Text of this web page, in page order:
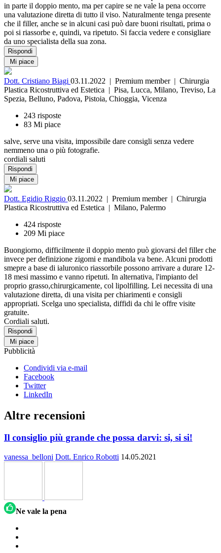
in parte il doppio mento, ma per capire se ne vale la pena occorre
una valutazione diretta di tutto il viso. Naturalmente tenga presente
che il filler, anche se in alcuni casi può dare buoni risultati, prima o
poi si riassorbe e, quindi, va ripetuto. Si faccia vedere e consigliare
da uno specialista della sua zona.
Rispondi
Mi piace
Dott. Cristiano Biagi 03.11.2022 | Premium member | Chirurgia
Plastica Ricostruttiva ed Estetica | Pisa, Lucca, Milano, Treviso, La
Spezia, Belluno, Padova, Pistoia, Chioggia, Vicenza
243 risposte
83 Mi piace
salve, serve una visita, impossibile dare consigli senza vedere
nemmeno una o più fotografie.
cordiali saluti
Rispondi
Mi piace
Dott. Egidio Riggio 03.11.2022 | Premium member | Chirurgia
Plastica Ricostruttiva ed Estetica | Milano, Palermo
424 risposte
209 Mi piace
Buongiorno, difficilmente il doppio mento può giovarsi del filler che
invece per definizione zigomi e mandibola va bene. Alcuni prodotti
smepre a base di ialuronico riassorbile possono arrivare a durare 12-
18 mesi massimo e vanno ripetuti. In alternativa, l'impianto del
proprio grasso,chirurgicamente, col lipolfilling. Lei necessita di una
valutazione diretta, di una visita per chiarimenti e consigli
appropriati. Scelga uno specialista, diffidi da chi le offre visite
gratuite.
Cordiali saluti.
Rispondi
Mi piace
Pubblicità
Condividi via e-mail
Facebook
Twitter
LinkedIn
Altre recensioni
Il consiglio più grande che possa darvi: si, si si!
vanessa_belloni Dott. Enrico Robotti 14.05.2021
Ne vale la pena